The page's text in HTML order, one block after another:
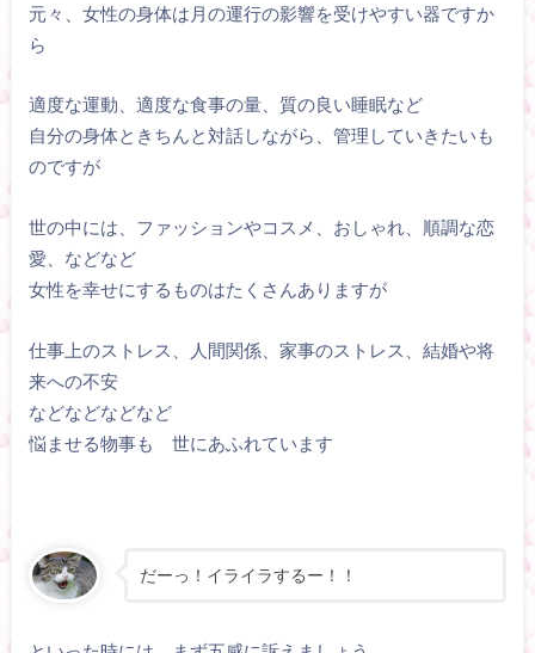
元々、女性の身体は月の運行の影響を受けやすい器ですか
ら
適度な運動、適度な食事の量、質の良い睡眠など
自分の身体ときちんと対話しながら、管理していきたいも
のですが
世の中には、ファッションやコスメ、おしゃれ、順調な恋
愛、などなど
女性を幸せにするものはたくさんありますが
仕事上のストレス、人間関係、家事のストレス、結婚や将
来への不安
などなどなどなど
悩ませる物事も 世にあふれています
だーっ！イライラするー！！